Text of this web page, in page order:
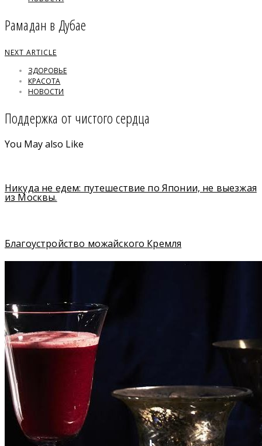
Рамадан в Дубае
NEXT ARTICLE
ЗДОРОВЬЕ
КРАСОТА
НОВОСТИ
Поддержка от чистого сердца
You May also Like
Никуда не едем: путешествие по Японии, не выезжая
из Москвы.
Благоустройство можайского Кремля